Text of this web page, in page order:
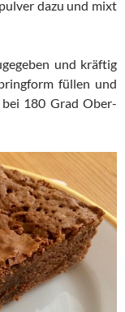
dazu und mixt
und kräftig
füllen und
180 Grad Ober-